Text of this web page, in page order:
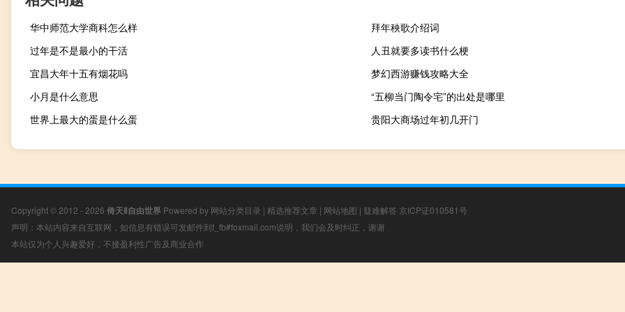
华中师范大学商科怎么样
拜年秧歌介绍词
过年是不是最小的干活
人丑就要多读书什么梗
宜昌大年十五有烟花吗
梦幻西游赚钱攻略大全
小月是什么意思
“五柳当门陶令宅”的出处是哪里
世界上最大的蛋是什么蛋
贵阳大商场过年初几开门
Copyright © 2012 - 2026 倚天Ⅱ自由世界 Powered by 网站分类目录 | 精选推荐文章 | 网站地图 | 疑难解答 京ICP证010581号
声明：本站内容来自互联网，如信息有错误可发邮件到f_fb#foxmail.com说明，我们会及时纠正，谢谢
本站仅为个人兴趣爱好，不接盈利性广告及商业合作